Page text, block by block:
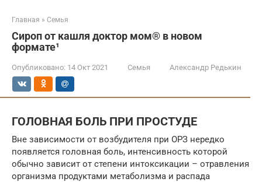
Главная » Семья
Сироп от кашля доктор мом® в новом
формате¹
Опубликовано: 14 Окт 2021 Семья Александр Редькин
ГОЛОВНАЯ БОЛЬ ПРИ ПРОСТУДЕ
Вне зависимости от возбудителя при ОРЗ нередко
появляется головная боль, интенсивность которой
обычно зависит от степени интоксикации – отравления
организма продуктами метаболизма и распада